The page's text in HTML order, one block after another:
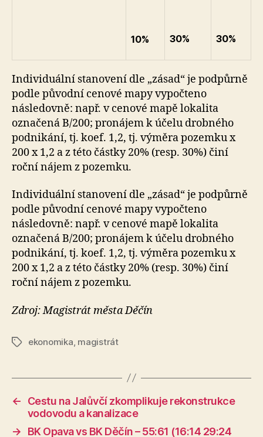
10% 30% 30%
Individuální stanovení dle „zásad“ je podpůrně
podle původní cenové mapy vypočteno
následovně: např. v cenové mapě lokalita
označená B/200; pronájem k účelu drobného
podnikání, tj. koef. 1,2, tj. výměra pozemku x
200 x 1,2 a z této částky 20% (resp. 30%) činí
roční nájem z pozemku.
Individuální stanovení dle „zásad“ je podpůrně
podle původní cenové mapy vypočteno
následovně: např. v cenové mapě lokalita
označená B/200; pronájem k účelu drobného
podnikání, tj. koef. 1,2, tj. výměra pozemku x
200 x 1,2 a z této částky 20% (resp. 30%) činí
roční nájem z pozemku.
Zdroj: Magistrát města Děčín
Štítkyekonomika magistrát
←
Cestu na Jalůvčí zkomplikuje rekonstrukce
vodovodu a kanalizace
→
BK Opava vs BK Děčín – 55:61 (16:14 29:24